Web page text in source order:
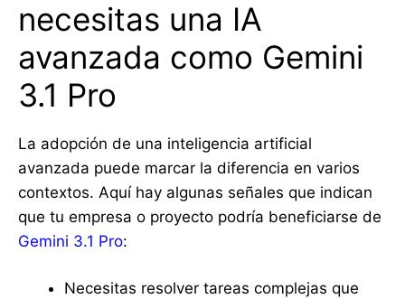
necesitas una IA
avanzada como Gemini
3.1 Pro
La adopción de una inteligencia artificial
avanzada puede marcar la diferencia en varios
contextos. Aquí hay algunas señales que indican
que tu empresa o proyecto podría beneficiarse de
Gemini 3.1 Pro:
Necesitas resolver tareas complejas que